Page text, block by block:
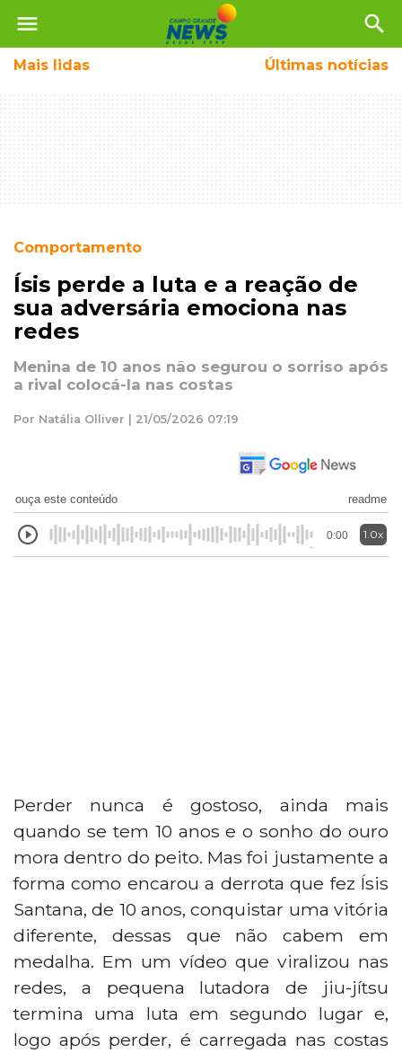
menu search
Mais lidas Últimas notícias
Comportamento
Ísis perde a luta e a reação de
sua adversária emociona nas
redes
Menina de 10 anos não segurou o sorriso após
a rival colocá-la nas costas
Por Natália Olliver | 21/05/2026 07:19
ouça este conteúdo readme
0:00 1.0x
Perder nunca é gostoso, ainda mais
quando se tem 10 anos e o sonho do ouro
mora dentro do peito. Mas foi justamente a
forma como encarou a derrota que fez Ísis
Santana, de 10 anos, conquistar uma vitória
diferente, dessas que não cabem em
medalha. Em um vídeo que viralizou nas
redes, a pequena lutadora de jiu-jítsu
termina uma luta em segundo lugar e,
logo após perder, é carregada nas costas